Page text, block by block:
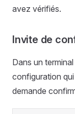
avez vérifiés.
Invite de
Dans un
configuration
demande